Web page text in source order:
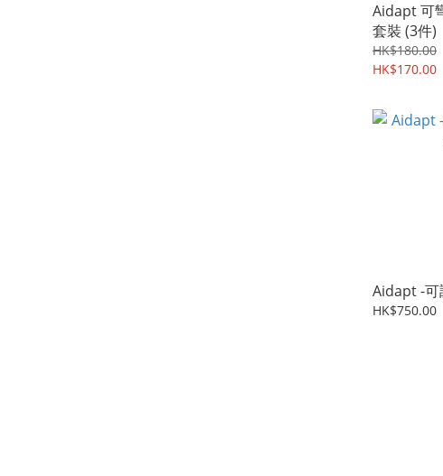
Aidapt 可
套裝 (3件)
HK$180.00
HK$170.00
Aidapt -可
HK$750.00